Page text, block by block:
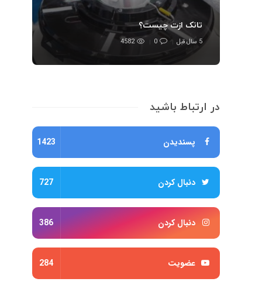
تانک ازت چیست؟
5 سال قبل 0
4582
در ارتباط باشید
پسندیدن 1423
دنبال کردن 727
دنبال کردن 386
عضویت 284